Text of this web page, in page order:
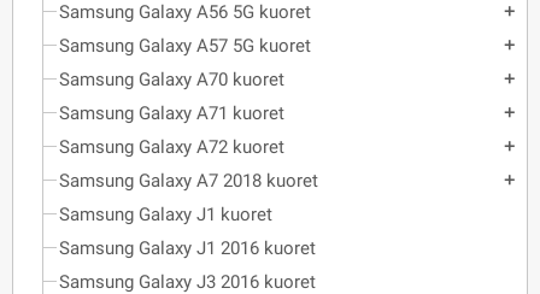
Samsung Galaxy A56 5G kuoret add
Samsung Galaxy A57 5G kuoret add
Samsung Galaxy A70 kuoret add
Samsung Galaxy A71 kuoret add
Samsung Galaxy A72 kuoret add
Samsung Galaxy A7 2018 kuoret add
Samsung Galaxy J1 kuoret
Samsung Galaxy J1 2016 kuoret
Samsung Galaxy J3 2016 kuoret